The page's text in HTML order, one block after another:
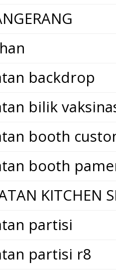
backdrop
bilik
booth
booth
KITCHEN
partisi
partisi r8